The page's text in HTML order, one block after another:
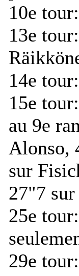
10e tour:
13e tour:
14e tour:
15e tour:
au 9e
Alonso,
sur
27"7 sur
25e tour:
29e tour: